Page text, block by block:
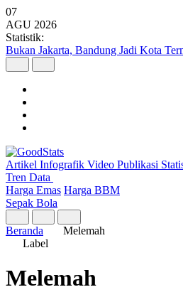
07
AGU 2026
Statistik:
Bukan Jakarta, Bandung Jadi Kota
Artikel Infografik Video Publikasi
Tren Data
Harga Emas Harga BBM
Sepak Bola
Beranda
Melemah
Label
Melemah